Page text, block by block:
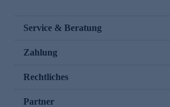
Service & Beratung
Zahlung
Rechtliches
Partner